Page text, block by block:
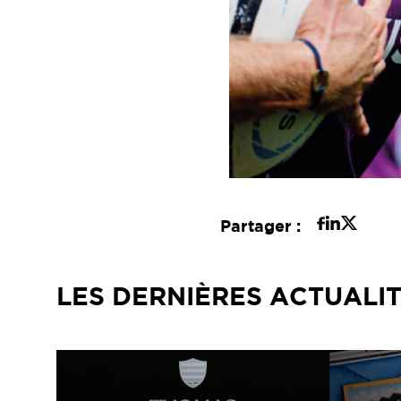
Partager :
LES DERNIÈRES